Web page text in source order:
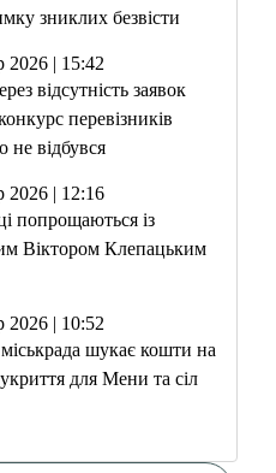
зниклих безвісти
2026 | 15:42
відсутність заявок
перевізників
не відбувся
2026 | 12:16
попрощаються із
Віктором Клепацьким
2026 | 10:52
шукає кошти на
для Мени та сіл